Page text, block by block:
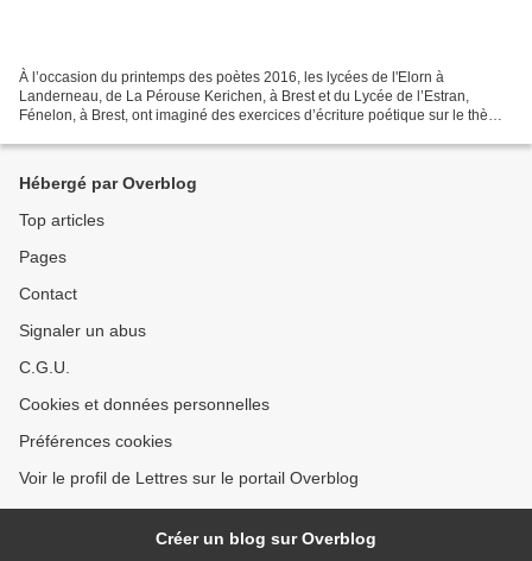
À l’occasion du printemps des poètes 2016, les lycées de l'Elorn à
Landerneau, de La Pérouse Kerichen, à Brest et du Lycée de l’Estran,
Fénelon, à Brest, ont imaginé des exercices d’écriture poétique sur le thème
Hébergé par Overblog
Top articles
Pages
Contact
Signaler un abus
C.G.U.
Cookies et données personnelles
Préférences cookies
Voir le profil de Lettres sur le portail Overblog
Créer un blog sur Overblog